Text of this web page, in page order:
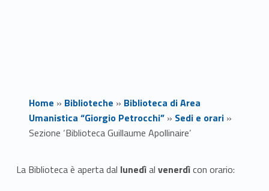
Home » Biblioteche » Biblioteca di Area
Umanistica “Giorgio Petrocchi”» Sedi e orari»
Sezione ‘Biblioteca Guillaume Apollinaire’
S
La Biblioteca è aperta dal lunedìal venerdìcon orario: